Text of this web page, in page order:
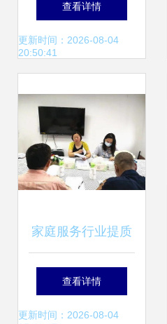
驾护航
查看详情
更新时间：2026-08-04
20:50:41
家庭服务行业提质
扩容进行时
查看详情
更新时间：2026-08-04